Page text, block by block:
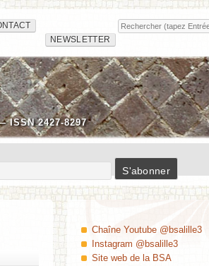
Rechercher
NEWSLETTER
2427-8297
Chaîne Youtube @bsalille3
Instagram @bsalille3
Site web de la BSA